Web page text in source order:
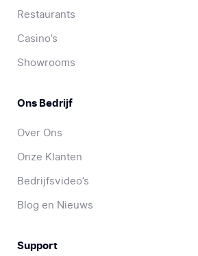
Restaurants
Casino’s
Showrooms
Ons Bedrijf
Over Ons
Onze Klanten
Bedrijfsvideo’s
Blog en Nieuws
Support